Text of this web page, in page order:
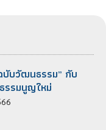
บวัฒนธรรม” กับ
รรมนูญใหม่